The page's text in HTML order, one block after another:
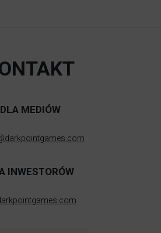
DLA MEDIÓW
INWESTORÓW